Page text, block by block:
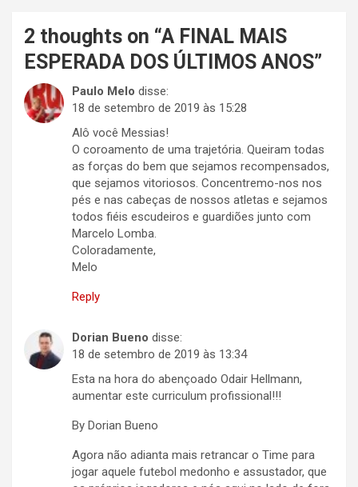
2 thoughts on “A FINAL MAIS
ESPERADA DOS ÚLTIMOS ANOS”
Paulo Melo disse:
18 de setembro de 2019 às 15:28
Alô você Messias!
O coroamento de uma trajetória. Queiram todas
as forças do bem que sejamos recompensados,
que sejamos vitoriosos. Concentremo-nos nos
pés e nas cabeças de nossos atletas e sejamos
todos fiéis escudeiros e guardiões junto com
Marcelo Lomba.
Coloradamente,
Melo
Reply
Dorian Bueno disse:
18 de setembro de 2019 às 13:34
Esta na hora do abençoado Odair Hellmann,
aumentar este curriculum profissional!!!
By Dorian Bueno
Agora não adianta mais retrancar o Time para
jogar aquele futebol medonho e assustador, que